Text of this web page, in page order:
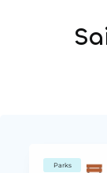
Parks